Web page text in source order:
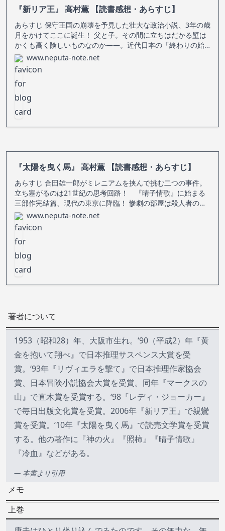
『新リア王』 高村薫 【読書感想・あらすじ】
あらすじ 保守王国の崩壊を予見した壮大な政治小説、3年の歳
月をかけてここに誕生！ 父と子。その間に立ちはだかる壁は
かくも高く険しいものなのか――。近代日本の「終わりの始
まり」が露見した永田町と、周回遅れで核がらみの地域振興
に手を出した青森。政治一家・福澤王国の内部で起こった造
反劇は、雪降りしきる最果
www.neputa-note.net
『太陽を曳く馬』 高村薫 【読書感想・あらすじ】
あらすじ 合田雄一郎がミレニアムを挟んで挑む二つの事件。
立ち塞がるのは21世紀の思考回路！ 『晴子情歌』に始まる
三部作完結篇、現代の東京に降臨！ 惨劇の部屋は殺人者の絵
筆で赤く塗り潰されていた。赤に執着する魂に追縋る一方
で、合田は死刑囚の父が主宰する禅寺の施錠をめぐって、僧
侶たちと不可思議な問答に明
www.neputa-note.net
著者について
1953（昭和28）年、大阪市生れ。‘90（平成2）年『黄
金を抱いて翔べ』で日本推理サスペンス大賞を受
賞。‘93年『リヴィエラを撃て』で日本推理作家協会
賞、日本冒険小説協会大賞を受賞。同年『マークスの
山』で直木賞を受賞する。‘98『レディ・ジョーカー』
で毎日出版文化賞を受賞。2006年『新リア王』で親鸞
賞を受賞。‘10年『太陽を曳く馬』で読売文学賞を受賞
する。他の著作に『神の火』『照柿』『晴子情歌』
『冷血』などがある。
— 本書より引用
メモ
上巻